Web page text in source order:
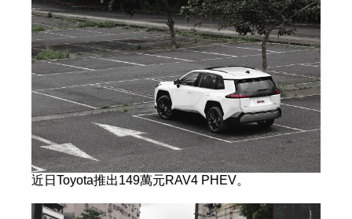
近日Toyota推出149萬元RAV4 PHEV。